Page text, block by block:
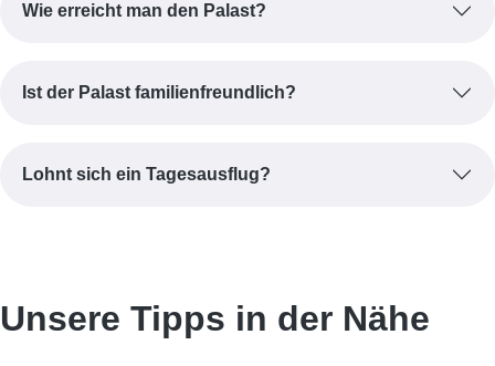
Wie erreicht man den Palast?
Ist der Palast familienfreundlich?
Lohnt sich ein Tagesausflug?
Unsere Tipps in der Nähe